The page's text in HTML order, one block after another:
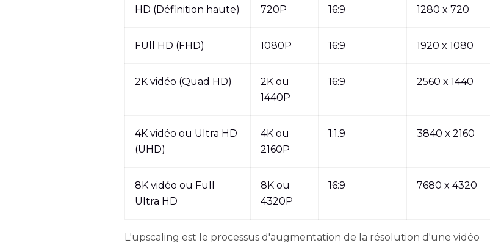
HD (Définition haute) 720P 16:9 1280 x 720
FUll HD (FHD) 1080P 16:9 1920 x 1080
2K vidéo (Quad HD)
2K ou
1440P
16:9 2560 x 1440
4K vidéo ou Ultra HD
(UHD)
4K ou
2160P
1:1.9 3840 x 2160
8K vidéo ou Full
Ultra HD
8K ou
4320P
16:9 7680 x 4320
L'upscaling est le processus d'augmentation de la résolution d'une vidéo